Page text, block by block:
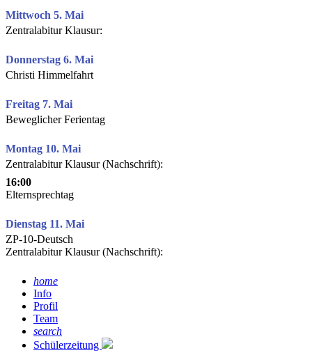
Mittwoch 5. Mai
Zentralabitur Klausur:
Donnerstag 6. Mai
Christi Himmelfahrt
Freitag 7. Mai
Beweglicher Ferientag
Montag 10. Mai
Zentralabitur Klausur (Nachschrift):
16:00
Elternsprechtag
Dienstag 11. Mai
ZP-10-Deutsch
Zentralabitur Klausur (Nachschrift):
home
Info
Profil
Team
search
Schülerzeitung